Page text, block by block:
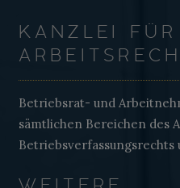
KANZLEI FÜR
Betriebsrat- und
sämtlichen Bereichen des
Betriebsverfassungsrechts